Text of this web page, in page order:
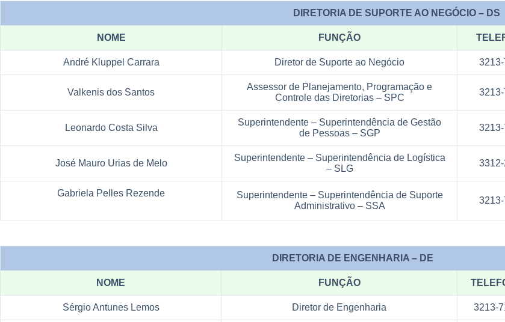
DIRETORIA DE SUPORTE AO NEGÓCIO – DS
NOME FUNÇÃO
André Kluppel Carrara Diretor de Suporte ao Negócio
Valkenis dos Santos
Assessor de Planejamento, Programação e
Controle das Diretorias – SPC
Leonardo Costa Silva
Superintendente – Superintendência de Gestão
de Pessoas – SGP
José Mauro Urias de Melo
Superintendente – Superintendência de Logística
– SLG
Gabriela Pelles Rezende
Superintendente – Superintendência de Suporte
Administrativo – SSA
DIRETORIA DE ENGENHARIA – DE
NOME FUNÇÃO
Sérgio Antunes Lemos Diretor de Engenharia 3213-